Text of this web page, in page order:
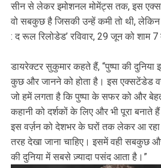
सीन से लेकर इमोशनल मोमेंट्स तक, इस
वो सबकुछ है जिसकी उन्हें कमी तो थी, लेकिन
: द रूल रिलोडेड’ रविवार, 29 जून को शाम 7
डायरेक्टर सुकुमार कहते हैं, “पुष्पा की दुनिया
कुछ और जानने को होता है। इस एक्सटेंडेड
जो हमें लगता है कि पुष्पा के सफर को और
कहानी को दर्शकों के लिए और भी पूरा बनाते
इस वर्ज़न को देशभर के घरों तक लेकर आ
तरह देखा जाना चाहिए। इसमें वही सबकुछ और
की दुनिया में सबसे ज़्यादा पसंद आता है।”